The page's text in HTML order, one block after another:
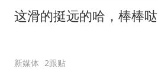
这滑的挺远的哈，棒棒哒
新媒体 2跟贴